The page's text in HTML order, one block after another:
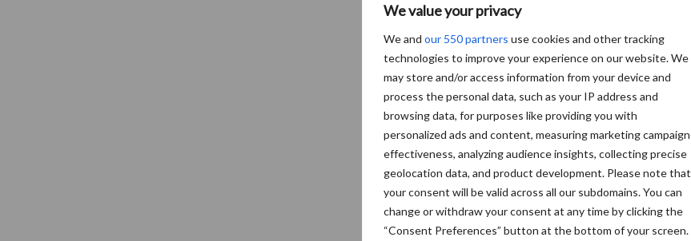
We value your privacy
We and our 550 partners use cookies and other tracking
technologies to improve your experience on our website. We
may store and/or access information from your device and
process the personal data, such as your IP address and
browsing data, for purposes like providing you with
personalized ads and content, measuring marketing campaign
effectiveness, analyzing audience insights, collecting precise
geolocation data, and product development. Please note that
your consent will be valid across all our subdomains. You can
change or withdraw your consent at any time by clicking the
“Consent Preferences” button at the bottom of your screen.